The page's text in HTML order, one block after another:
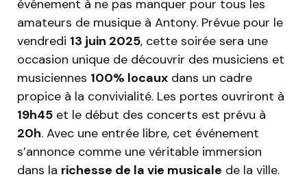
événement à ne pas manquer pour tous les
amateurs de musique à Antony. Prévue pour le
vendredi 13 juin 2025, cette soirée sera une
occasion unique de découvrir des musiciens et
musiciennes 100% locaux dans un cadre
propice à la convivialité. Les portes ouvriront à
19h45 et le début des concerts est prévu à
20h. Avec une entrée libre, cet événement
s’annonce comme une véritable immersion
dans la richesse de la vie musicale de la ville.